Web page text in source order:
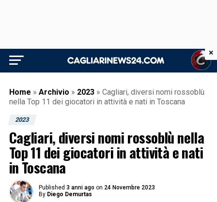
Home » Archivio » 2023 » Cagliari, diversi nomi rossoblù
nella Top 11 dei giocatori in attività e nati in Toscana
2023
Cagliari, diversi nomi rossoblù nella
Top 11 dei giocatori in attività e nati
in Toscana
Published 3 anni ago on 24 Novembre 2023
By Diego Demurtas
×